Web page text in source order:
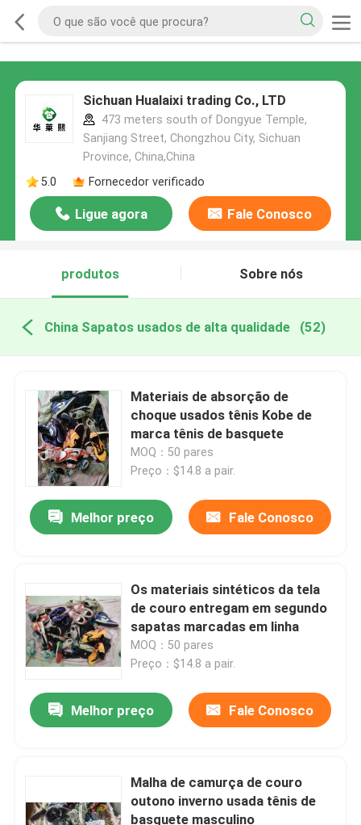
Sichuan Hualaixi trading Co., LTD
473 meters south of Dongyue Temple,
Sanjiang Street, Chongzhou City, Sichuan
Province, China,China
5.0
Fornecedor verificado
Ligue agora Fale Conosco
produtos Sobre nós
China Sapatos usados ​​de alta qualidade (52)
Materiais de absorção de
choque usados ​​tênis Kobe de
marca tênis de basquete
MOQ：50 pares
Preço：$14.8 a pair.
Melhor preço Fale Conosco
Os materiais sintéticos da tela
de couro entregam em segundo
sapatas marcadas em linha
MOQ：50 pares
Preço：$14.8 a pair.
Melhor preço Fale Conosco
Malha de camurça de couro
outono inverno usada tênis de
basquete masculino